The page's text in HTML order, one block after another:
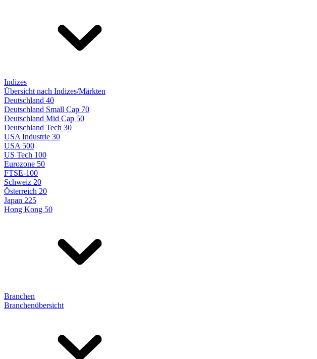
Indizes
Übersicht nach Indizes/Märkten
Deutschland 40
Deutschland Small Cap 70
Deutschland Mid Cap 50
Deutschland Tech 30
USA Industrie 30
USA 500
US Tech 100
Eurozone 50
FTSE-100
Schweiz 20
Österreich 20
Japan 225
Hong Kong 50
Branchen
Branchenübersicht